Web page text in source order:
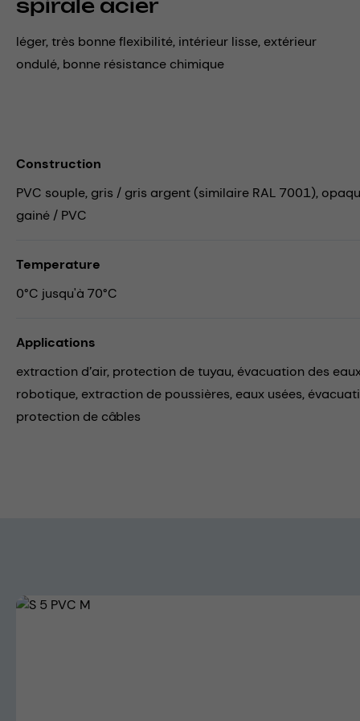
spirale acier
léger, très bonne flexibilité, intérieur lisse, extérieur
ondulé, bonne résistance chimique
Construction
PVC souple, gris / gris argent (similaire RAL 7001),
gainé / PVC
Temperature
0°C jusqu'à 70°C
Applications
extraction d’air, protection de tuyau, évacuation des
robotique, extraction de poussières, eaux usées,
protection de câbles
Skip image gallery